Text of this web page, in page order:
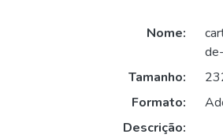
Nome:
Tamanho:
Formato:
Descrição: